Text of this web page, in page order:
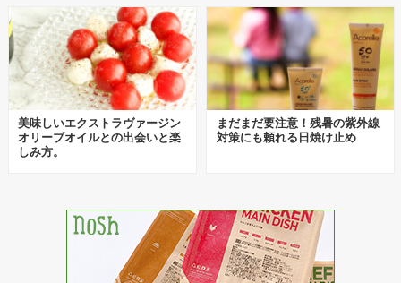
美味しいエクストラヴァージン
オリーブオイルとの出会いと楽
しみ方。
まだまだ要注意！残暑の紫外線
対策にも頼れる日焼け止め